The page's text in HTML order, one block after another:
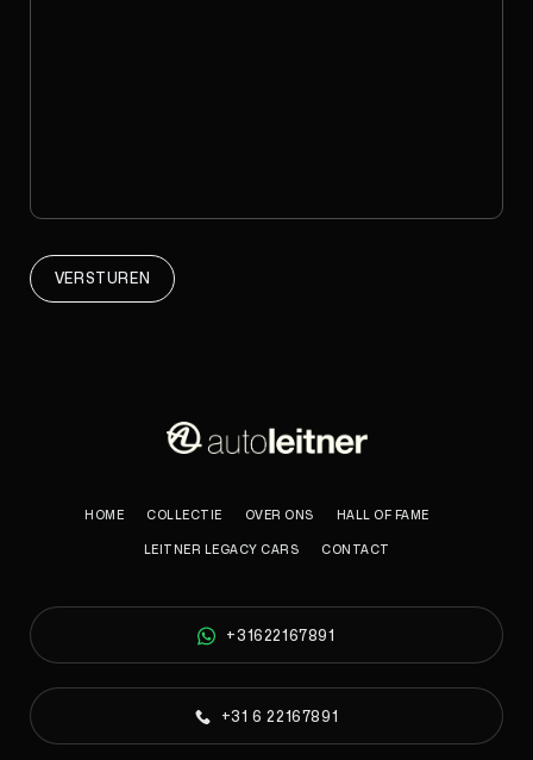
VERSTUREN
HOME COLLECTIE OVER ONS HALL OF FAME
LEITNER LEGACY CARS CONTACT
+31622167891
+31 6 22167891